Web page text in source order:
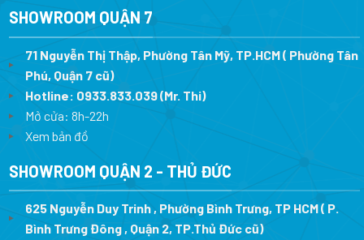
SHOWROOM QUẬN 7
71 Nguyễn Thị Thập, Phường Tân Mỹ, TP.HCM ( Phường Tân
Phú, Quận 7 cũ)
Hotline: 0933.833.039(Mr. Thi)
Mở cửa: 8h-22h
Xem bản đồ
SHOWROOM QUẬN 2 - THỦ ĐỨC
625 Nguyễn Duy Trinh , Phường Bình Trưng, TP HCM ( P.
Bình Trưng Đông , Quận 2, TP.Thủ Đức cũ)